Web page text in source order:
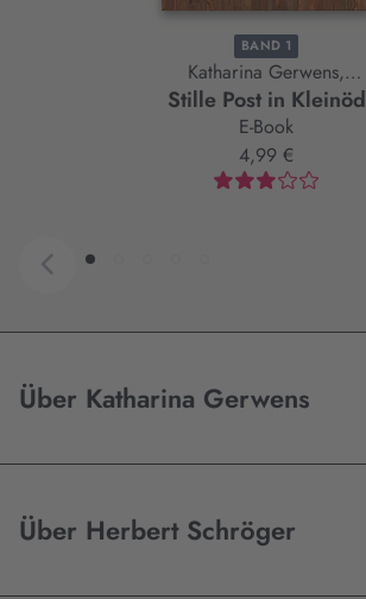
BAND 1
Katharina Gerwens,
Herbert Schröger
Stille Post in Kleinöd
E-Book
4,99 €
Über Katharina Gerwens
Über Herbert Schröger